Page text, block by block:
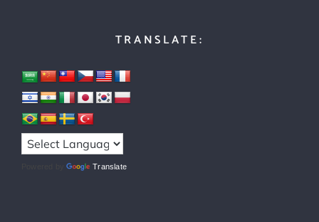
TRANSLATE:
Powered by Translate